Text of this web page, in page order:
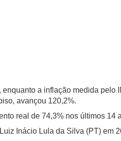
a inflação medida
avançou 120,2%.
real de 74,3% nos últimos 14
Inácio Lula da Silva (PT)